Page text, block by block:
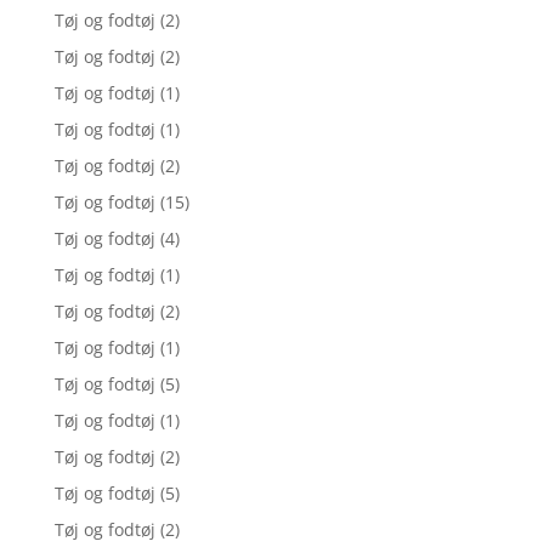
Tøj og fodtøj (2)
Tøj og fodtøj (2)
Tøj og fodtøj (1)
Tøj og fodtøj (1)
Tøj og fodtøj (2)
Tøj og fodtøj (15)
Tøj og fodtøj (4)
Tøj og fodtøj (1)
Tøj og fodtøj (2)
Tøj og fodtøj (1)
Tøj og fodtøj (5)
Tøj og fodtøj (1)
Tøj og fodtøj (2)
Tøj og fodtøj (5)
Tøj og fodtøj (2)